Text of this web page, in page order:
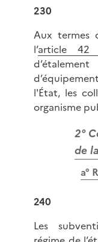
230
Aux termes
l’article 42
l'État, les
organisme
2°
de
a°
240
Les